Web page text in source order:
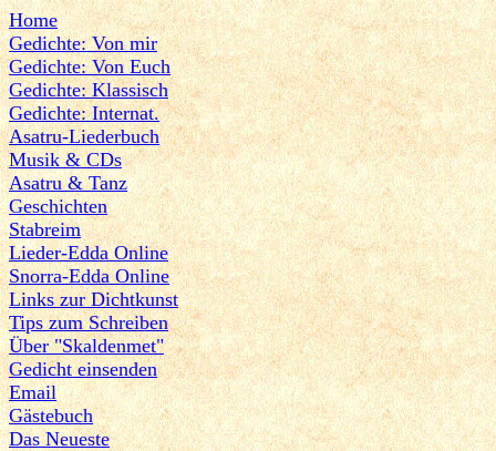
Home
Gedichte: Von mir
Gedichte: Von Euch
Gedichte: Klassisch
Gedichte: Internat.
Asatru-Liederbuch
Musik & CDs
Asatru & Tanz
Geschichten
Stabreim
Lieder-Edda Online
Snorra-Edda Online
Links zur Dichtkunst
Tips zum Schreiben
Über "Skaldenmet"
Gedicht einsenden
Email
Gästebuch
Das Neueste